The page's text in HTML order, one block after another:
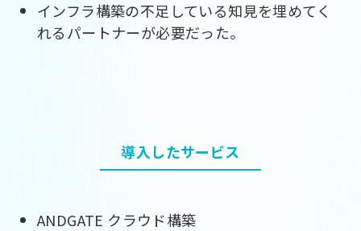
インフラ構築の不足している知見を埋めてく
れるパートナーが必要だった。
導入したサービス
ANDGATE クラウド構築